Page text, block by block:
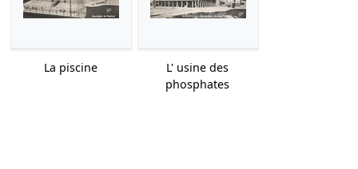
La piscine
L' usine des
phosphates